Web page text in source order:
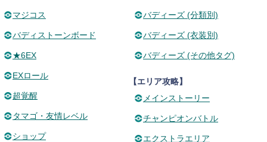
マジコス
バディストーンボード
★6EX
EXロール
超覚醒
タマゴ・友情レベル
ショップ
バディーズ (分類別)
バディーズ (衣装別)
バディーズ (その他タグ)
【エリア攻略】
メインストーリー
チャンピオンバトル
エクストラエリア